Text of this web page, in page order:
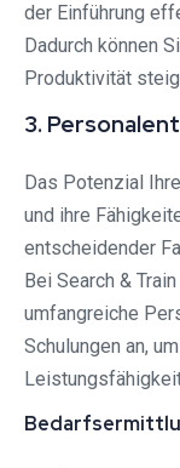
der Einführung
Dadurch können
Produktivität
3.
Das Potenzial
und ihre
entscheidender
Bei Search &
umfangreiche
Schulungen an,